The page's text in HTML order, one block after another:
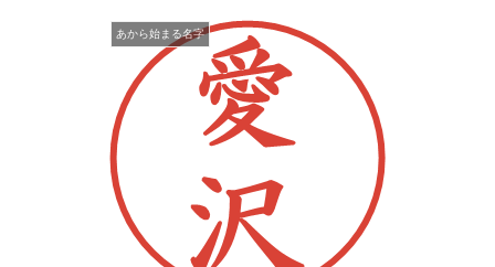
あから始まる名字